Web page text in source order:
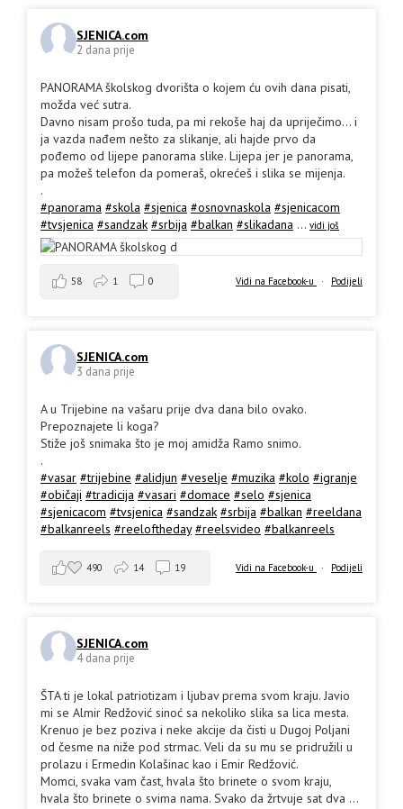
SJENICA.com
2 dana prije
PANORAMA školskog dvorišta o kojem ću ovih dana pisati,
možda već sutra.
Davno nisam prošo tuda, pa mi rekoše haj da upriječimo... i
ja vazda nađem nešto za slikanje, ali hajde prvo da
pođemo od lijepe panorama slike. Lijepa jer je panorama,
pa možeš telefon da pomeraš, okrećeš i slika se mijenja.
.
#panorama #skola #sjenica #osnovnaskola #sjenicacom
#tvsjenica #sandzak #srbija #balkan #slikadana ... vidi još
Vidi na Facebook-u · Podijeli
58 1 0
SJENICA.com
3 dana prije
A u Trijebine na vašaru prije dva dana bilo ovako.
Prepoznajete li koga?
Stiže još snimaka što je moj amidža Ramo snimo.
.
#vasar #trijebine #alidjun #veselje #muzika #kolo #igranje
#običaji #tradicija #vasari #domace #selo #sjenica
#sjenicacom #tvsjenica #sandzak #srbija #balkan #reeldana
#balkanreels #reeloftheday #reelsvideo #balkanreels
Vidi na Facebook-u · Podijeli
490 14 19
SJENICA.com
4 dana prije
ŠTA ti je lokal patriotizam i ljubav prema svom kraju. Javio
mi se Almir Redžović sinoć sa nekoliko slika sa lica mesta.
Krenuo je bez poziva i neke akcije da čisti u Dugoj Poljani
od česme na niže pod strmac. Veli da su mu se pridružili u
prolazu i Ermedin Kolašinac kao i Emir Redžović.
Momci, svaka vam čast, hvala što brinete o svom kraju,
hvala što brinete o svima nama. Svako da žrtvuje sat dva ...